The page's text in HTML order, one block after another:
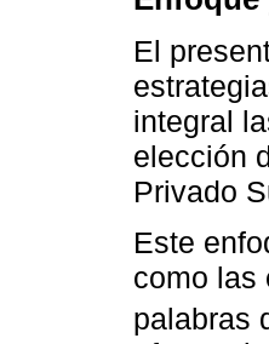
El
integral
elección
Privado
Este
como las
palabras